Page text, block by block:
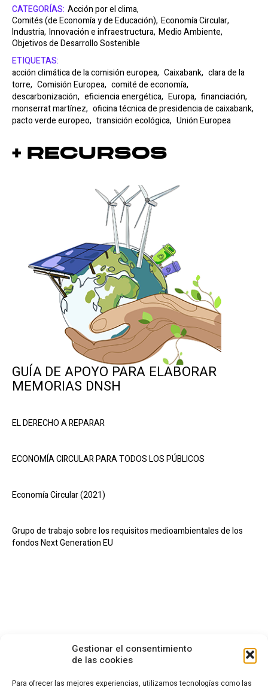
Gestionar el consentimiento
de las cookies
Para ofrecer las mejores experiencias, utilizamos tecnologías como las
CATEGORÍAS: Acción por el clima,
Comités (de Economía y de Educación), Economía Circular,
Industria, Innovación e infraestructura, Medio Ambiente,
Objetivos de Desarrollo Sostenible
ETIQUETAS:
acción climática de la comisión europea, Caixabank, clara de la
torre, Comisión Europea, comité de economía,
descarbonización, eficiencia energética, Europa, financiación,
monserrat martínez, oficina técnica de presidencia de caixabank,
pacto verde europeo, transición ecológica, Unión Europea
+ Recursos
GUÍA DE APOYO PARA ELABORAR
MEMORIAS DNSH
EL DERECHO A REPARAR
ECONOMÍA CIRCULAR PARA TODOS LOS PÚBLICOS
Economía Circular (2021)
Grupo de trabajo sobre los requisitos medioambientales de los
fondos Next Generation EU